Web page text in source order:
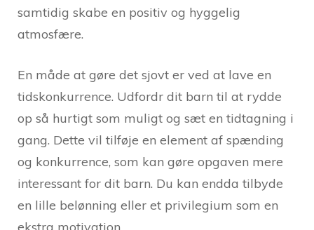
samtidig skabe en positiv og hyggelig
atmosfære.
En måde at gøre det sjovt er ved at lave en
tidskonkurrence. Udfordr dit barn til at rydde
op så hurtigt som muligt og sæt en tidtagning i
gang. Dette vil tilføje en element af spænding
og konkurrence, som kan gøre opgaven mere
interessant for dit barn. Du kan endda tilbyde
en lille belønning eller et privilegium som en